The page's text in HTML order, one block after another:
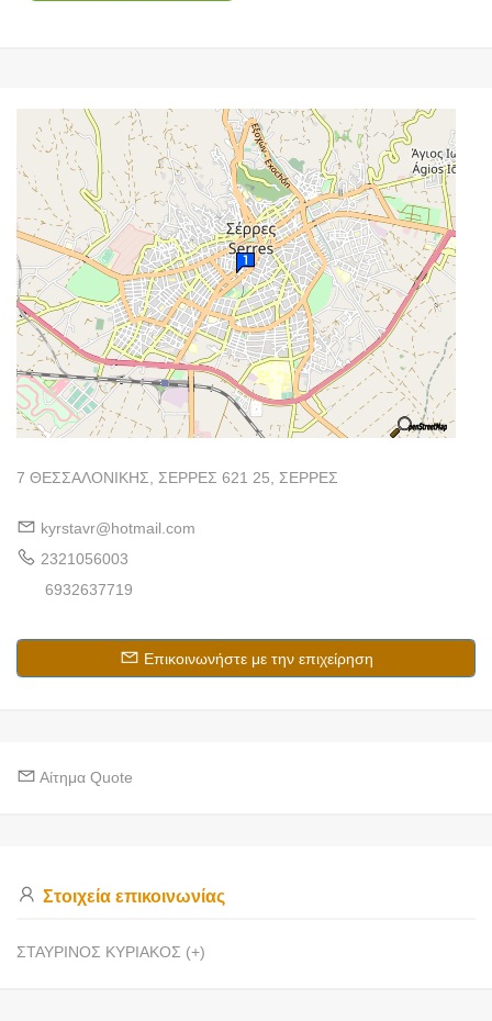
7 ΘΕΣΣΑΛΟΝΙΚΗΣ, ΣΕΡΡΕΣ 621 25, ΣΕΡΡΕΣ
kyrstavr@hotmail.com
2321056003
6932637719
Επικοινωνήστε με την επιχείρηση
Αίτημα Quote
Στοιχεία επικοινωνίας
ΣΤΑΥΡΙΝΟΣ ΚΥΡΙΑΚΟΣ (+)